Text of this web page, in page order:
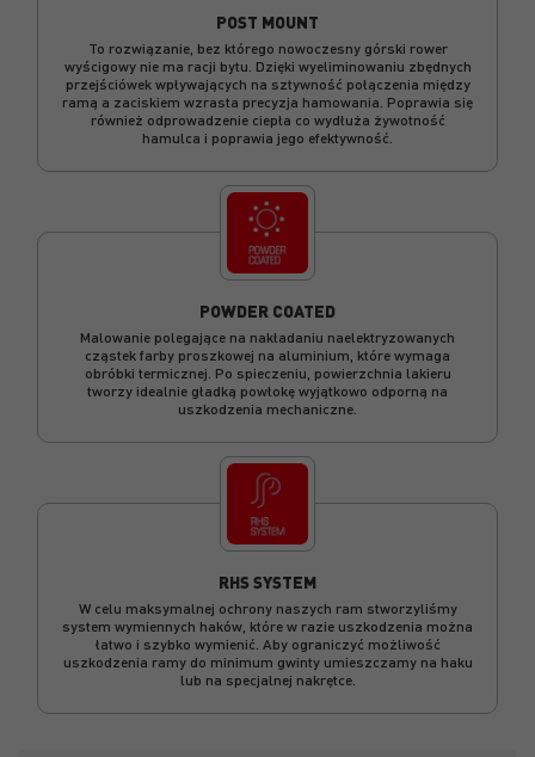
POST MOUNT
To rozwiązanie, bez którego nowoczesny górski rower
wyścigowy nie ma racji bytu. Dzięki wyeliminowaniu zbędnych
przejściówek wpływających na sztywność połączenia między
ramą a zaciskiem wzrasta precyzja hamowania. Poprawia się
również odprowadzenie ciepła co wydłuża żywotność
hamulca i poprawia jego efektywność.
POWDER COATED
Malowanie polegające na nakładaniu naelektryzowanych
cząstek farby proszkowej na aluminium, które wymaga
obróbki termicznej. Po spieczeniu, powierzchnia lakieru
tworzy idealnie gładką powłokę wyjątkowo odporną na
uszkodzenia mechaniczne.
RHS SYSTEM
W celu maksymalnej ochrony naszych ram stworzyliśmy
system wymiennych haków, które w razie uszkodzenia można
łatwo i szybko wymienić. Aby ograniczyć możliwość
uszkodzenia ramy do minimum gwinty umieszczamy na haku
lub na specjalnej nakrętce.